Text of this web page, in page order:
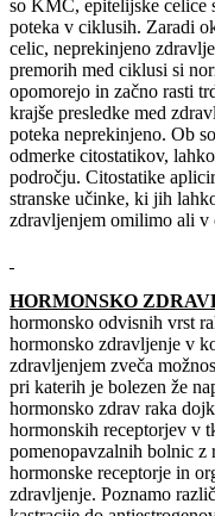
so KMC, epitelijske celice
poteka v ciklusih. Zaradi
celic, neprekinjeno
premorih med ciklusi si
opomorejo in začno rasti
krajše presledke med
poteka neprekinjeno. Ob
odmerke citostatikov,
področju. Citostatike
stranske učinke, ki jih
zdravljenjem omilimo ali v
HORMONSKO
hormonsko odvisnih vrst
hormonsko zdravljenje v
zdravljenjem zveča
pri katerih je bolezen že
hormonsko zdrav raka
hormonskih receptorjev v
pomenopavzalnih bolnic
hormonske receptorje in
zdravljenje. Poznamo